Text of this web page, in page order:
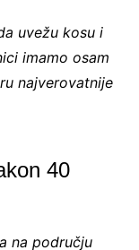
uvežu kosu i
imamo osam
najverovatnije
40
na području